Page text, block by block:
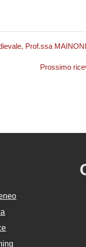
Prof.ssa MAINONI
Prossimo